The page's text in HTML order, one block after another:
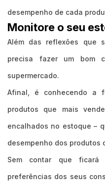
desempenho de cada
Monitore o seu
Além das reflexões que
precisa fazer um bom
supermercado.
Afinal, é conhecendo a
produtos que mais
encalhados no estoque –
desempenho dos produtos
Sem contar que ficará
preferências dos seus